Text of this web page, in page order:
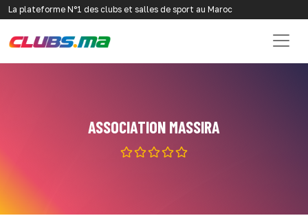
La plateforme N°1 des clubs et salles de sport au Maroc
ASSOCIATION MASSIRA